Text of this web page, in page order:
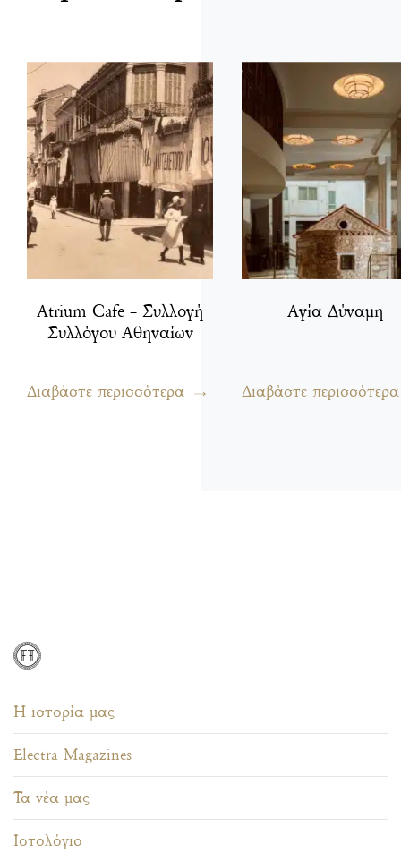
Atrium Cafe – Συλλογή
Συλλόγου Αθηναίων
Διαβάστε περισσότερα
Αγία Δύναμη
Διαβάστε περισσότερα
Η ιστορία μας
Electra Magazines
Τα νέα μας
Ιστολόγιο